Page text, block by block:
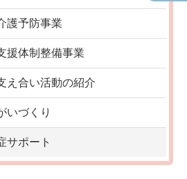
護予防事業
援体制整備事業
え合い活動の紹介
いづくり
サポート